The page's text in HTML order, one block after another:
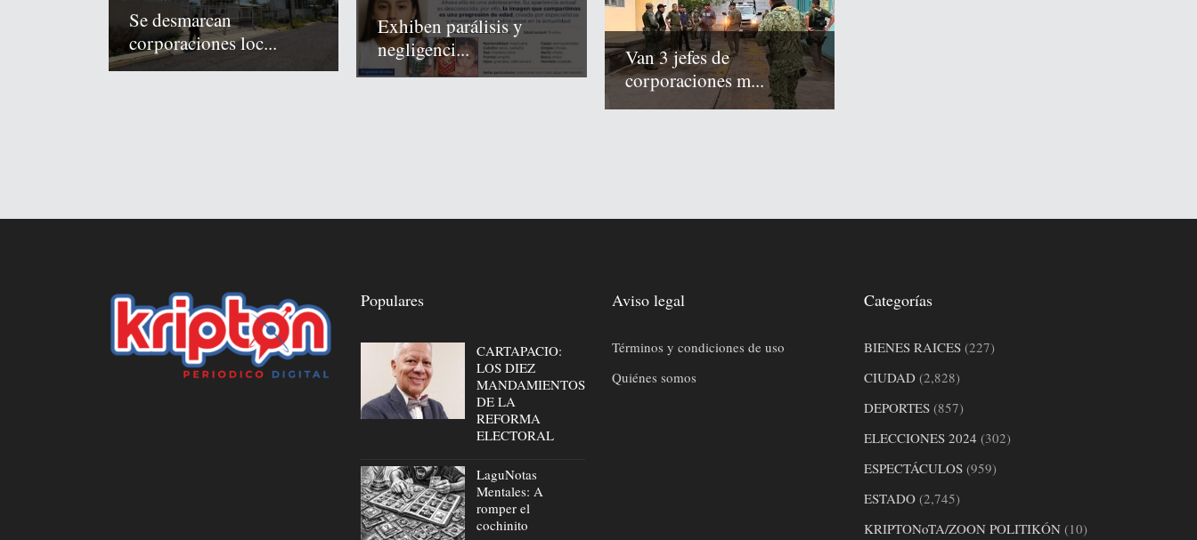
Se desmarcan
corporaciones loc...
Exhiben parálisis y
negligenci...
Van 3 jefes de
corporaciones m...
Populares
CARTAPACIO:
LOS DIEZ
MANDAMIENTOS
DE LA
REFORMA
ELECTORAL
LaguNotas
Mentales: A
romper el
cochinito
Aviso legal
Términos y condiciones de uso
Quiénes somos
Categorías
BIENES RAICES(227)
CIUDAD(2,828)
DEPORTES(857)
ELECCIONES 2024 (302)
ESPECTÁCULOS(959)
ESTADO(2,745)
KRIPTONoTA/ZOON POLITIKÓN(10)